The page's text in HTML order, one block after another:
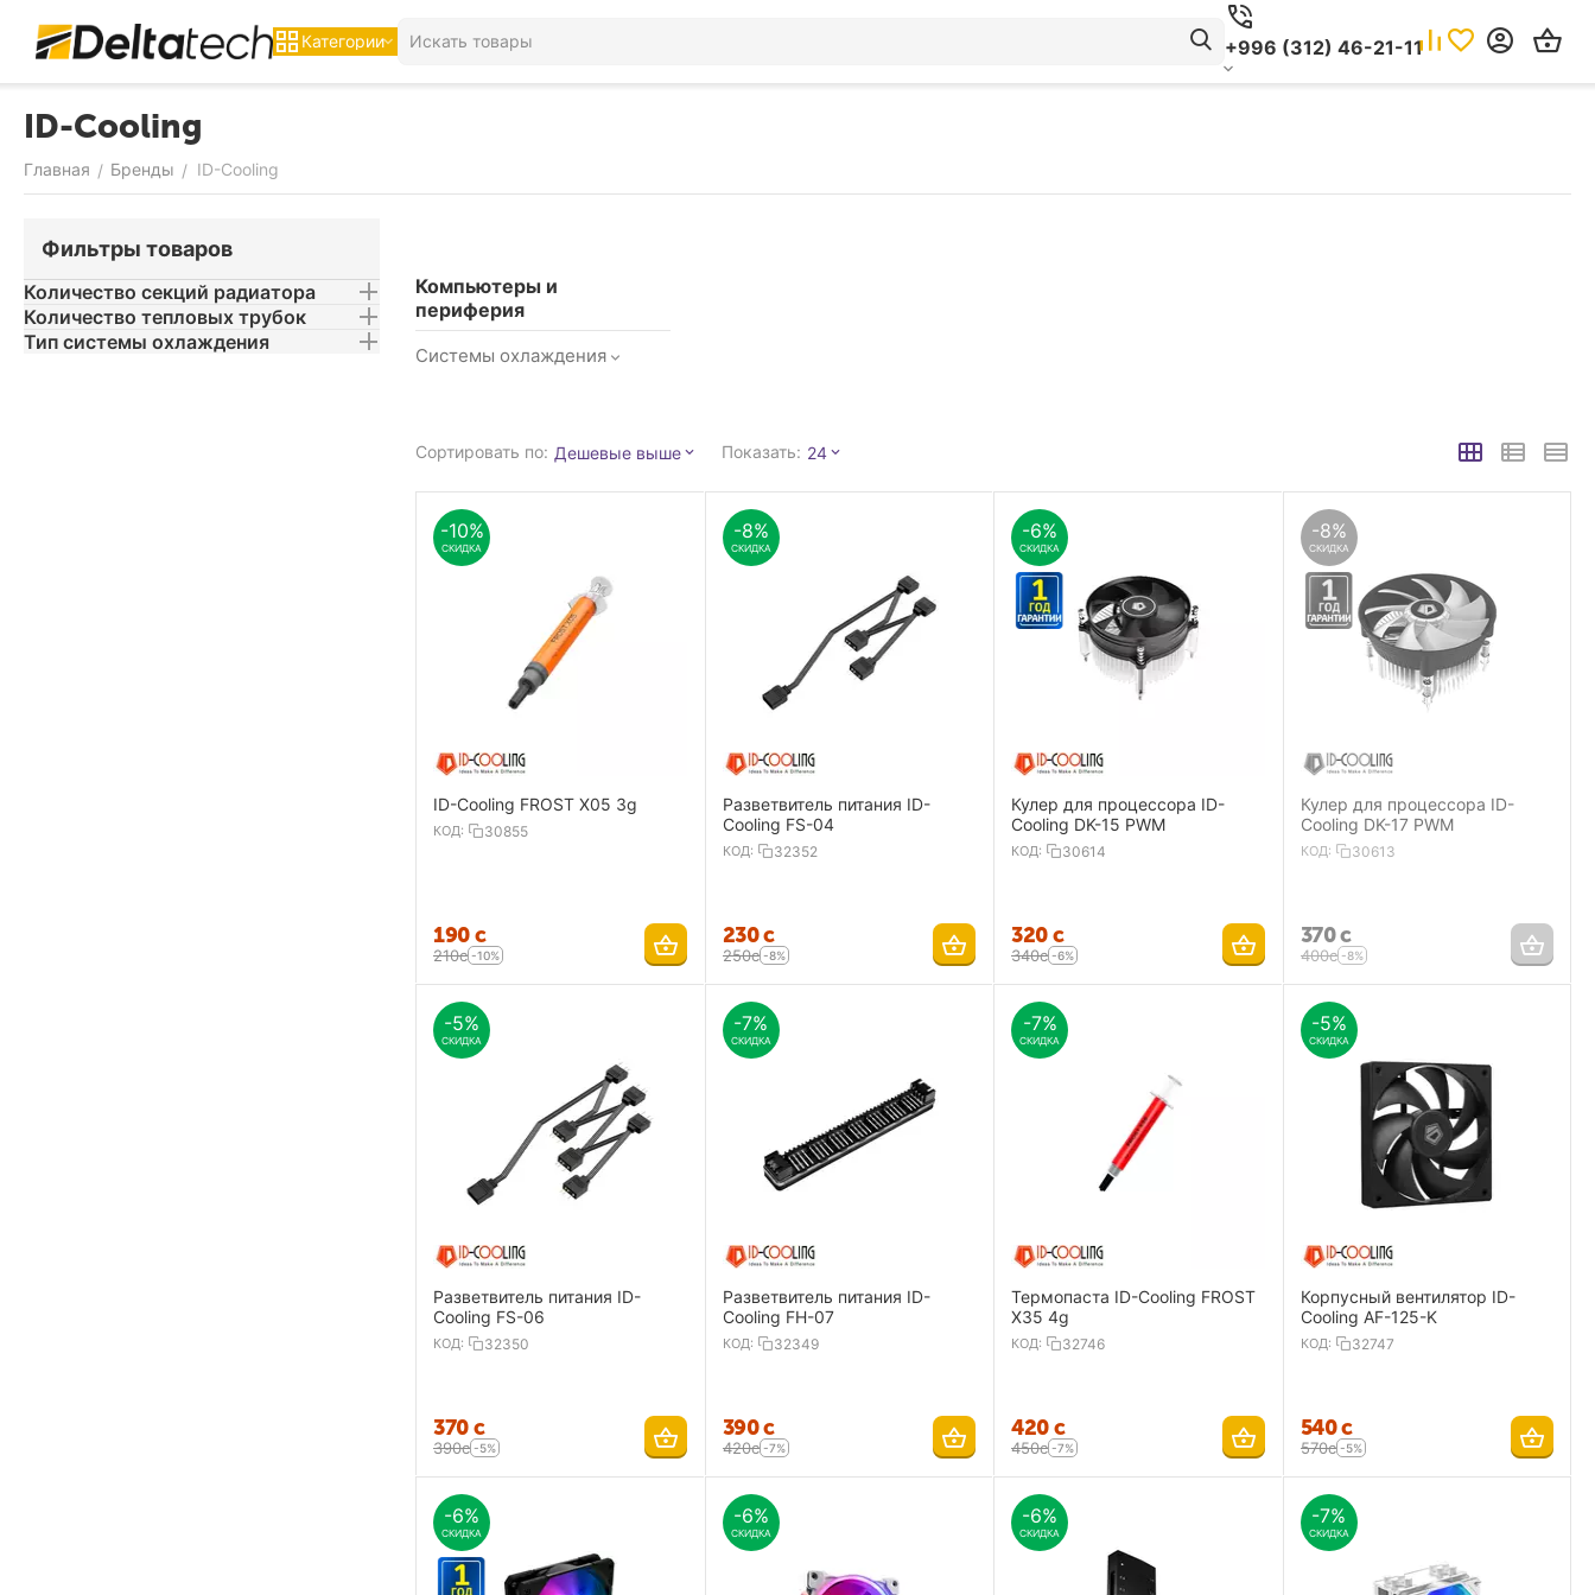
Категории +996 (312) 46-21-11
ID-Cooling
Главная / Бренды / ID-Cooling
Компьютеры и
периферия
Системы охлаждения
Сортировать по: Дешевые выше Показать: 24
-10%
СКИДКА
ID-Cooling FROST X05 3g
КОД: 30855
‍190‍с
‍210‍с -10%
-8%
СКИДКА
Разветвитель питания ID-
Cooling FS-04
КОД: 32352
‍230‍с
‍250‍с -8%
-6%
СКИДКА
Кулер для процессора ID-
Cooling DK-15 PWM
КОД: 30614
‍320‍с
‍340‍с -6%
-8%
СКИДКА
Кулер для процессора ID-
Cooling DK-17 PWM
КОД: 30613
‍370‍с
‍400‍с -8%
-5%
СКИДКА
Разветвитель питания ID-
Cooling FS-06
КОД: 32350
‍370‍с
‍390‍с -5%
-7%
СКИДКА
Разветвитель питания ID-
Cooling FH-07
КОД: 32349
‍390‍с
‍420‍с -7%
-7%
СКИДКА
Термопаста ID-Cooling FROST
X35 4g
КОД: 32746
‍420‍с
‍450‍с -7%
-5%
СКИДКА
Корпусный вентилятор ID-
Cooling AF-125-K
КОД: 32747
‍540‍с
‍570‍с -5%
-6%
СКИДКА
-6%
СКИДКА
-6%
СКИДКА
-7%
СКИДКА
Фильтры товаров
Количество секций радиатора
Количество тепловых трубок
Тип системы охлаждения